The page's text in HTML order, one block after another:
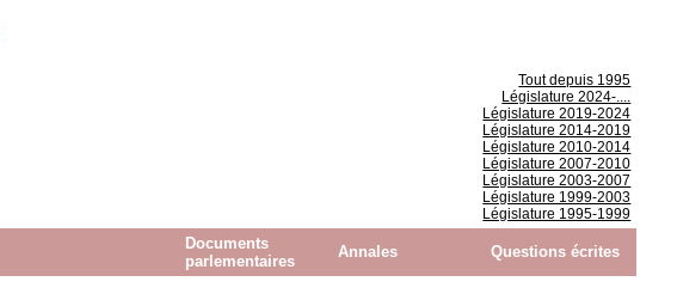
Tout depuis 1995
Législature 2024-....
Législature 2019-2024
Législature 2014-2019
Législature 2010-2014
Législature 2007-2010
Législature 2003-2007
Législature 1999-2003
Législature 1995-1999
Documents
parlementaires
Annales Questions écrites